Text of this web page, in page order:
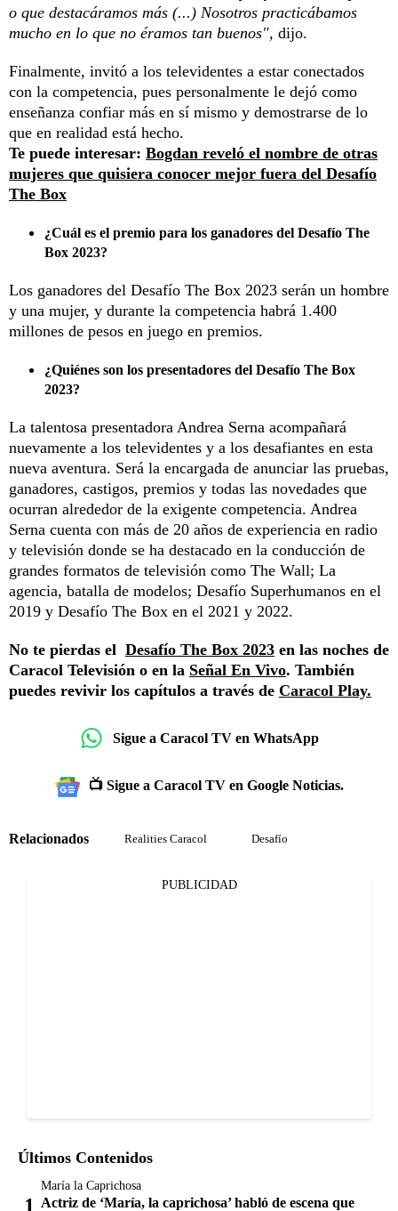
o que destacáramos más (...) Nosotros practicábamos
mucho en lo que no éramos tan buenos", dijo.
Finalmente, invitó a los televidentes a estar conectados
con la competencia, pues personalmente le dejó como
enseñanza confiar más en sí mismo y demostrarse de lo
que en realidad está hecho.
Te puede interesar: Bogdan reveló el nombre de otras
mujeres que quisiera conocer mejor fuera del Desafío
The Box
¿Cuál es el premio para los ganadores del Desafío The
Box 2023?
Los ganadores del Desafío The Box 2023 serán un hombre
y una mujer, y durante la competencia habrá 1.400
millones de pesos en juego en premios.
¿Quiénes son los presentadores del Desafío The Box
2023?
La talentosa presentadora Andrea Serna acompañará
nuevamente a los televidentes y a los desafiantes en esta
nueva aventura. Será la encargada de anunciar las pruebas,
ganadores, castigos, premios y todas las novedades que
ocurran alrededor de la exigente competencia. Andrea
Serna cuenta con más de 20 años de experiencia en radio
y televisión donde se ha destacado en la conducción de
grandes formatos de televisión como The Wall; La
agencia, batalla de modelos; Desafío Superhumanos en el
2019 y Desafío The Box en el 2021 y 2022.
No te pierdas el Desafío The Box 2023 en las noches de
Caracol Televisión o en la Señal En Vivo. También
puedes revivir los capítulos a través de Caracol Play.
Sigue a Caracol TV en WhatsApp
📺 Sigue a Caracol TV en Google Noticias.
Relacionados Realities Caracol Desafío
PUBLICIDAD
Últimos Contenidos
María la Caprichosa
Actriz de ‘María, la caprichosa’ habló de escena que